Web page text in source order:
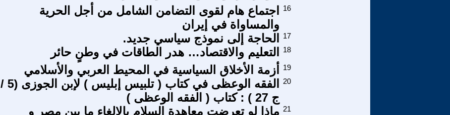
اجتماع هام لقوى التضامن الشامل من أجل الحرية
والمساواة في إيران
16
الحاجة إلى نموذج سياسي جديد.
17
التعليم والاقتصاد… هدر الطاقات في وطنٍ حائر 18
أزمة الأخلاق السياسية في المحيط العربي والأسلامي
19
الفقه الوعظى في كتاب ( تلبيس إبليس ) لإبن الجوزى (5 /
ج 27 ) : كتاب ( الفقه الوعظى )
20
ماذا لو تعرضت معاهدة السلام بالإلغاء ما بين مصر و 21